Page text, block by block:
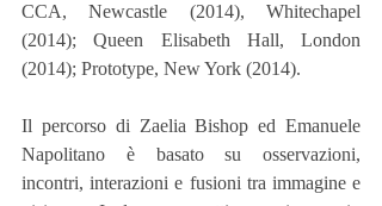
CCA, Newcastle (2014), Whitechapel
(2014); Queen Elisabeth Hall, London
(2014); Prototype, New York (2014).
Il percorso di Zaelia Bishop ed Emanuele
Napolitano è basato su osservazioni,
incontri, interazioni e fusioni tra immagine e